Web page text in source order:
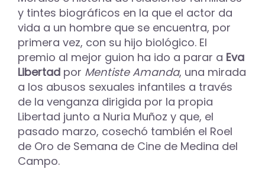
y tintes biográficos en la que el actor da
vida a un hombre que se encuentra, por
primera vez, con su hijo biológico. El
premio al mejor guion ha ido a parar a Eva
Libertad por Mentiste Amanda, una mirada
a los abusos sexuales infantiles a través
de la venganza dirigida por la propia
Libertad junto a Nuria Muñoz y que, el
pasado marzo, cosechó también el Roel
de Oro de Semana de Cine de Medina del
Campo.